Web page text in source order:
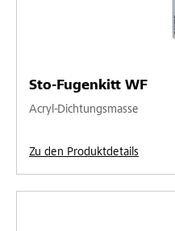
Sto-Fugenkitt WF
Acryl-Dichtungsmasse
Zu den Produktdetails